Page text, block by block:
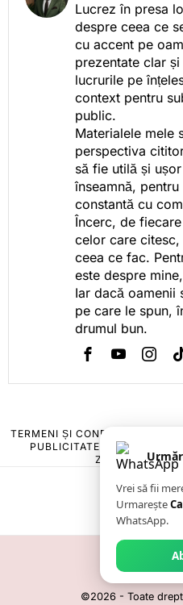
Lucrez în presa
despre ceea ce
cu accent pe
prezentate clar
lucrurile pe
context pentru
public.
Materialele mele
perspectiva
să fie utilă și
înseamnă,
constantă cu
Încerc, de
celor care
ceea ce fac.
este despre
Iar dacă oamenii
pe care le spun,
drumul bun.
TERMENI ȘI CONDIȚII
PUBLICITATE ONLINE &
ZIARUL
©2026 - Toate
Vrei să fii
Urmarește
WhatsApp.